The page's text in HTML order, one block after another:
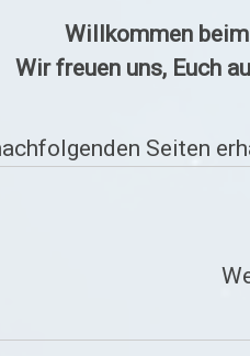
Sonstige
Veranstaltungen
Willkommen
Wir freuen uns, Euch
Seiten